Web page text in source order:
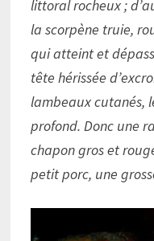
littoral rocheux ;
la scorpène truie,
qui atteint et
tête hérissée
lambeaux cutanés,
profond. Donc une
chapon gros et
petit porc, une